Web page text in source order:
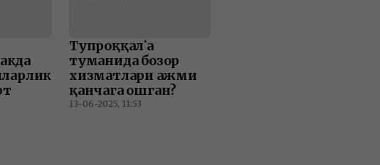
Тупроққалʻа
туманида бозор
хизматлари ҳажми
қанчага ошган?
13-06-2025, 11:53